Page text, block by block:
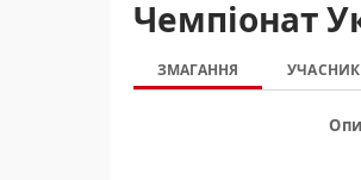
Чемпіонат
ЗМАГАННЯ